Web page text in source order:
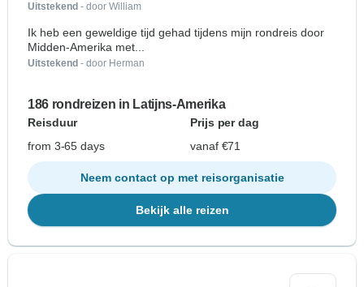
Uitstekend - door William
Ik heb een geweldige tijd gehad tijdens mijn rondreis door
Midden-Amerika met...
Uitstekend - door Herman
186 rondreizen in Latijns-Amerika
Reisduur
Prijs per dag
from 3-65 days
vanaf €71
Neem contact op met reisorganisatie
Bekijk alle reizen